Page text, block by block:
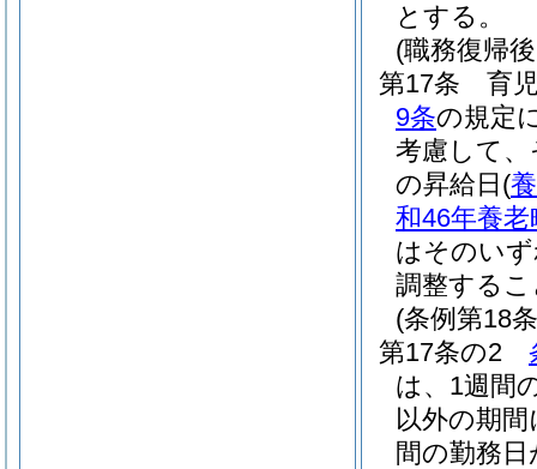
とする。
(職務復帰
第17条
育
9条の規定
考慮して
の昇給日 (
和46年養
はそのい
調整する
(条例第18
第17条の2
は、1週間
以外の期
間の勤務